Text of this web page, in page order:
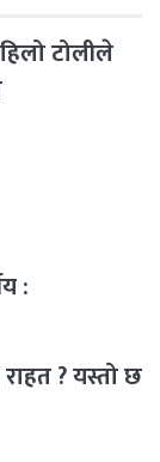
टोलीले
:
? यस्तो छ